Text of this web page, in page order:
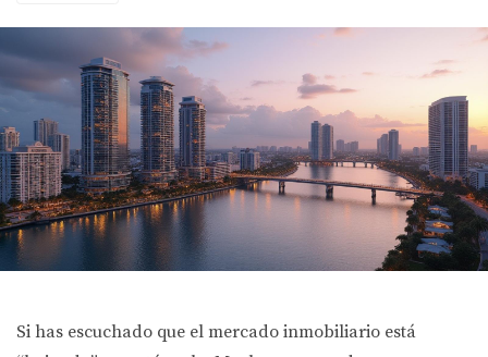
Si has escuchado que el mercado inmobiliario está